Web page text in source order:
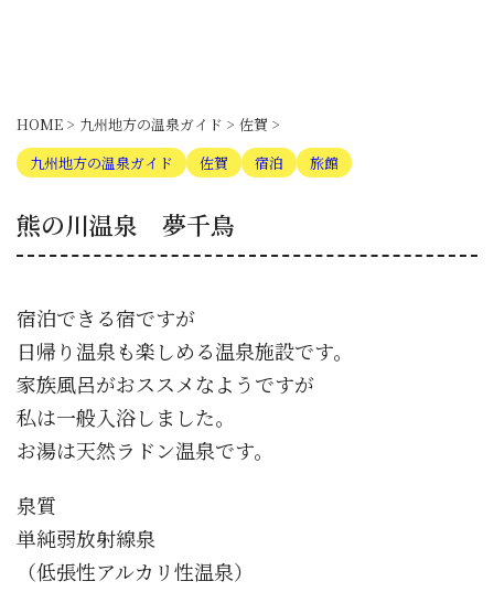
HOME > 九州地方の温泉ガイド > 佐賀 >
九州地方の温泉ガイド
佐賀 宿泊 旅館
熊の川温泉 夢千鳥
宿泊できる宿ですが
日帰り温泉も楽しめる温泉施設です。
家族風呂がおススメなようですが
私は一般入浴しました。
お湯は天然ラドン温泉です。
泉質
単純弱放射線泉
（低張性アルカリ性温泉）